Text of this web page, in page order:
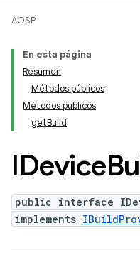
AOSP
En esta página
Resumen
Métodos públicos
Métodos públicos
getBuild
IDevice
public interface
implements